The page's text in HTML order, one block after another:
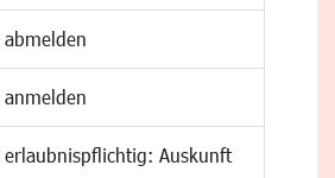
abmelden
anmelden
erlaubnispflichtig: Auskunft